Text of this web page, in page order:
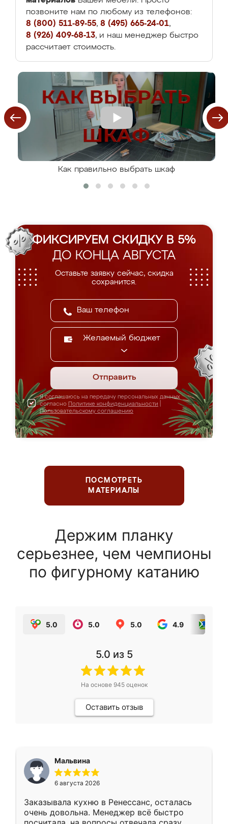
позвоните нам по любому из телефонов:
8 (800) 511-89-55, 8 (495) 665-24-01,
8 (926) 409-68-13, и наш менеджер быстро
рассчитает стоимость.
Как правильно выбрать шкаф
ФИКСИРУЕМ СКИДКУ В 5%
ДО КОНЦА АВГУСТА
Оставьте заявку сейчас, скидка
сохранится.
Желаемый бюджет
Отправить
Я соглашаюсь на передачу персональных данных
согласно Политике конфиденциальности
Пользовательскому соглашению
ПОСМОТРЕТЬ
МАТЕРИАЛЫ
Держим планку
серьезнее, чем чемпионы
по фигурному катанию
5.0 5.0 5.0 4.9
5.0 из 5
На основе 945оценок
Оставить отзыв
Мальвина
6 августа 2026
Заказывала кухню в Ренессанс, осталась
очень довольна. Менеджер всё быстро